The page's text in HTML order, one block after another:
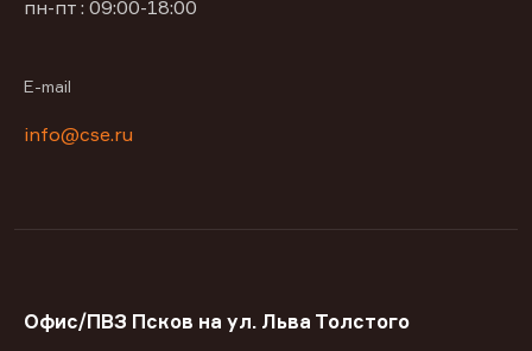
пн-пт : 09:00-18:00
E-mail
info@cse.ru
Офис/ПВЗ Псков на ул. Льва Толстого